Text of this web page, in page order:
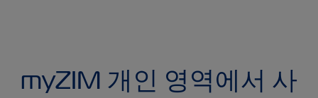
myZIM 개인 영역에서 사